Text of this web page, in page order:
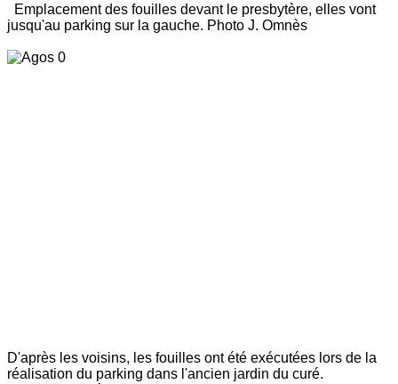
Emplacement des fouilles devant le presbytère, elles vont
jusqu'au parking sur la gauche. Photo J. Omnès
D'après les voisins, les fouilles ont été exécutées lors de la
réalisation du parking dans l'ancien jardin du curé.